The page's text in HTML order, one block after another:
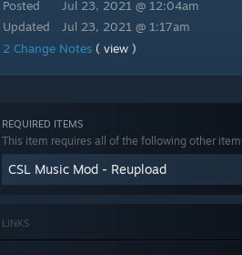
Posted
Updated
Jul 23, 2021 @ 12:04am
Jul 23, 2021 @ 1:17am
2 Change Notes ( view )
REQUIRED ITEMS
This item requires all of the following other
CSL Music Mod - Reupload
LINKS